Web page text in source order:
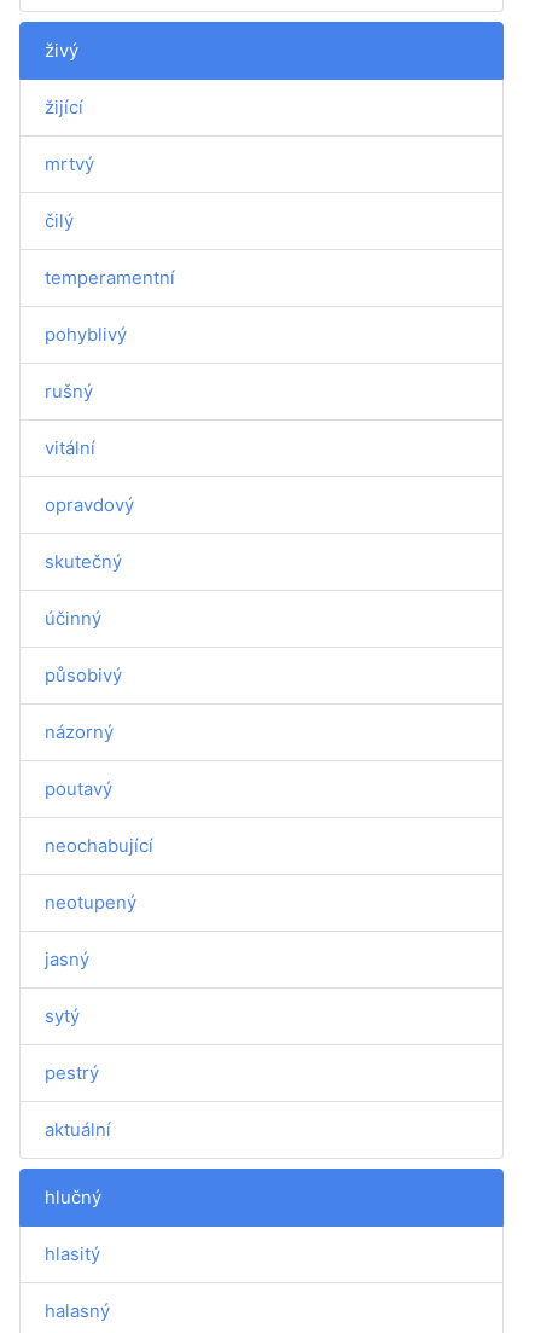
živý
žijící
mrtvý
čilý
temperamentní
pohyblivý
rušný
vitální
opravdový
skutečný
účinný
působivý
názorný
poutavý
neochabující
neotupený
jasný
sytý
pestrý
aktuální
hlučný
hlasitý
halasný